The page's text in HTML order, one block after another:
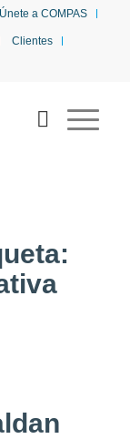
Únete a COMPAS
Clientes